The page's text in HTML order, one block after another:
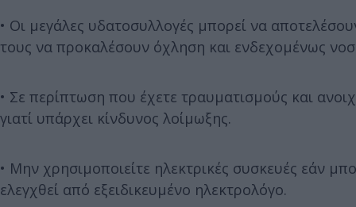
• Οι μεγάλες υδατοσυλλογές μπορεί να
τους να προκαλέσουν όχληση και ενδεχομένως
• Σε περίπτωση που έχετε τραυματισμούς και
γιατί υπάρχει κίνδυνος λοίμωξης.
• Μην χρησιμοποιείτε ηλεκτρικές συσκευές εάν
ελεγχθεί από εξειδικευμένο ηλεκτρολόγο.